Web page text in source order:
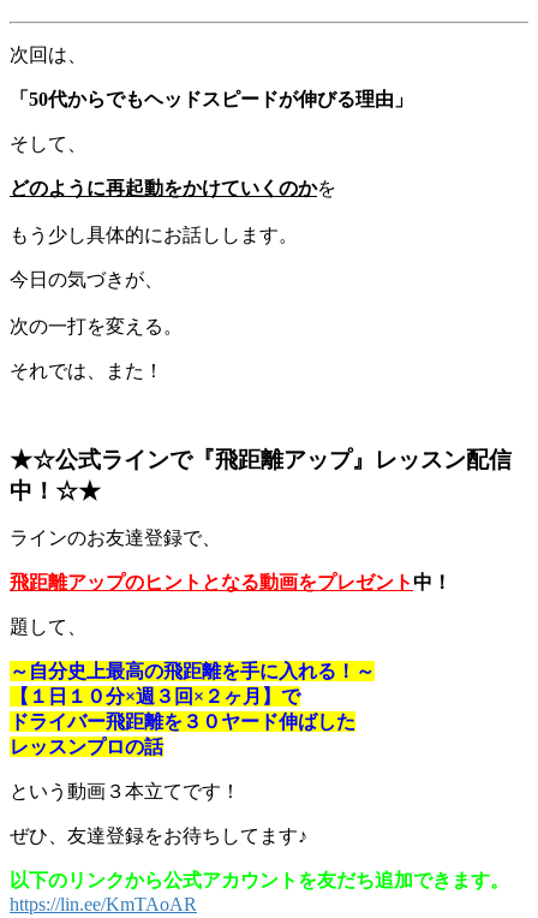
次回は、
「50代からでもヘッドスピードが伸びる理由」
そして、
どのように再起動をかけていくのかを
もう少し具体的にお話しします。
今日の気づきが、
次の一打を変える。
それでは、また！
★☆公式ラインで『飛距離アップ』レッスン配信
中！☆★
ラインのお友達登録で、
飛距離アップのヒントとなる動画をプレゼント中！
題して、
～自分史上最高の飛距離を手に入れる！～
【１日１０分×週３回×２ヶ月】で
ドライバー飛距離を３０ヤード伸ばした
レッスンプロの話
という動画３本立てです！
ぜひ、友達登録をお待ちしてます♪
以下のリンクから公式アカウントを友だち追加できます。
https://lin.ee/KmTAoAR